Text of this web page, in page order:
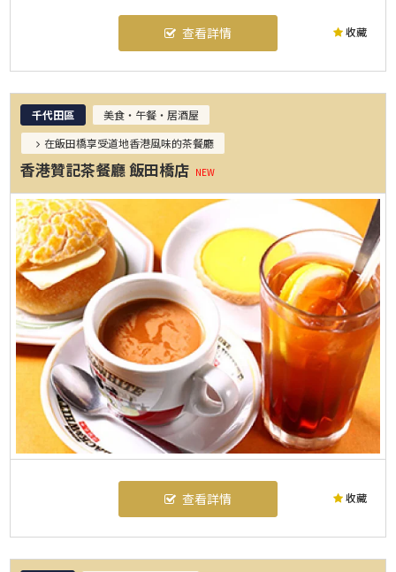
收藏
查看詳情
千代田區
美食・午餐・居酒屋
在飯田橋享受道地香港風味的茶餐廳
收藏
香港贊記茶餐廳 飯田橋店 NEW
查看詳情